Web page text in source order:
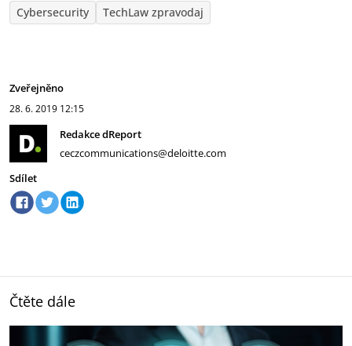
Cybersecurity TechLaw zpravodaj
Zveřejněno
28. 6. 2019 12:15
Redakce dReport
ceczcommunications@deloitte.com
Sdílet
Čtěte dále